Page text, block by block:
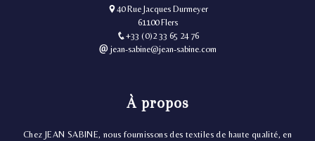
À propos
Chez JEAN SABINE, nous fournissons des textiles de haute qualité, en
40 Rue Jacques Durmeyer
61100 Flers
+33 (0)2 33 65 24 76
jean-sabine@jean-sabine.com